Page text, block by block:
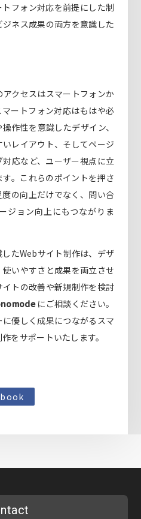
フォン対応を前提にした制
ネス成果の両方を意識した
クセスはスマートフォンか
ートフォン対応はもはや必
作性を意識したデザイン、
レイアウト、そしてページ
応など、ユーザー視点に立
。これらのポイントを押さ
の向上だけでなく、問い合
ジョン向上にもつながりま
たWebサイト制作は、デザ
いやすさと成果を両立させ
トの改善や新規制作を検討
にご相談ください。
優しく成果につながるスマ
をサポートいたします。